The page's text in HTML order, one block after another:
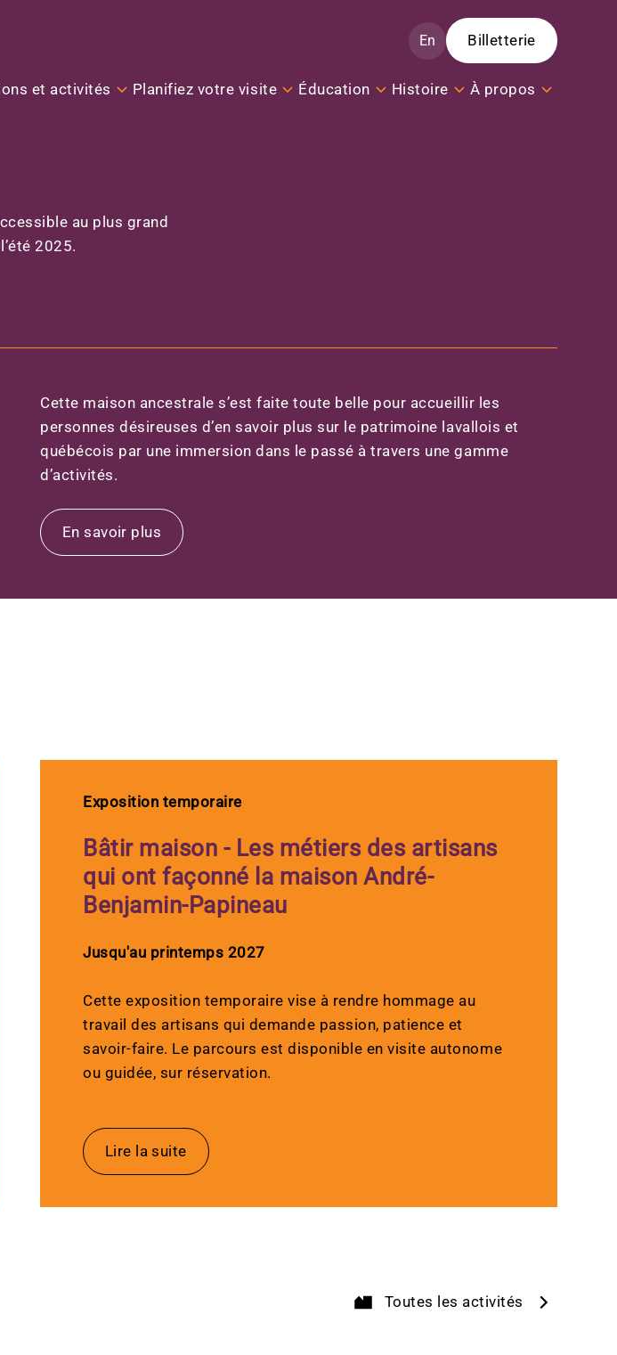
En Billetterie
et activités Planifiez votre visite Éducation Histoire À propos
Crédit photo | Annie Fafard
au plus grand
2025.
Cette maison ancestrale s’est faite toute belle pour accueillir les
personnes désireuses d’en savoir plus sur le patrimoine lavallois et
québécois par une immersion dans le passé à travers une gamme
d’activités.
En savoir plus
Exposition temporaire
Bâtir maison - Les métiers des artisans
qui ont façonné la maison André-
Benjamin-Papineau
Jusqu'au printemps 2027
Cette exposition temporaire vise à rendre hommage au
travail des artisans qui demande passion, patience et
savoir-faire. Le parcours est disponible en visite autonome
ou guidée, sur réservation.
Lire la suite
Toutes les activités